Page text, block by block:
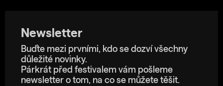
Newsletter
Buďte mezi prvními, kdo se dozví všechny
důležité novinky.
Párkrát před festivalem vám pošleme
newsletter o tom, na co se můžete těšit.